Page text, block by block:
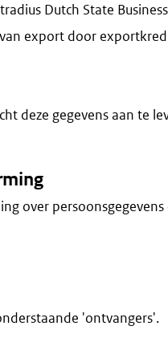
Dutch State Business
export door
deze gegevens aan te
over
'ontvangers'.